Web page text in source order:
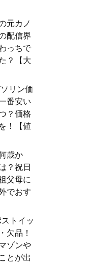
元カノ
配信界
っちで
？【大
リン価
番安い
？価格
！【値
歳か
？祝日
父母に
でおす
ストイッ
欠品！
ゾンや
とが出